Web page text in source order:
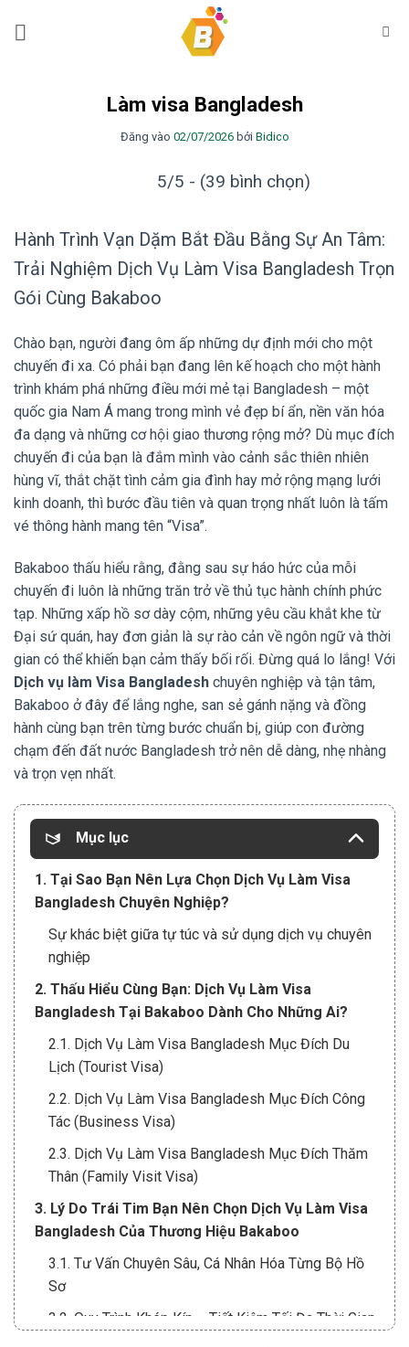
Làm visa Bangladesh
Đăng vào 02/07/2026 bởi Bidico
5/5 - (39 bình chọn)
Hành Trình Vạn Dặm Bắt Đầu Bằng Sự An Tâm:
Trải Nghiệm Dịch Vụ Làm Visa Bangladesh Trọn
Gói Cùng Bakaboo
Chào bạn, người đang ôm ấp những dự định mới cho một
chuyến đi xa. Có phải bạn đang lên kế hoạch cho một hành
trình khám phá những điều mới mẻ tại Bangladesh – một
quốc gia Nam Á mang trong mình vẻ đẹp bí ẩn, nền văn hóa
đa dạng và những cơ hội giao thương rộng mở? Dù mục đích
chuyến đi của bạn là đắm mình vào cảnh sắc thiên nhiên
hùng vĩ, thắt chặt tình cảm gia đình hay mở rộng mạng lưới
kinh doanh, thì bước đầu tiên và quan trọng nhất luôn là tấm
vé thông hành mang tên “Visa”.
Bakaboo thấu hiểu rằng, đằng sau sự háo hức của mỗi
chuyến đi luôn là những trăn trở về thủ tục hành chính phức
tạp. Những xấp hồ sơ dày cộm, những yêu cầu khắt khe từ
Đại sứ quán, hay đơn giản là sự rào cản về ngôn ngữ và thời
gian có thể khiến bạn cảm thấy bối rối. Đừng quá lo lắng! Với
Dịch vụ làm Visa Bangladesh chuyên nghiệp và tận tâm,
Bakaboo ở đây để lắng nghe, san sẻ gánh nặng và đồng
hành cùng bạn trên từng bước chuẩn bị, giúp con đường
chạm đến đất nước Bangladesh trở nên dễ dàng, nhẹ nhàng
và trọn vẹn nhất.
Mục lục
1. Tại Sao Bạn Nên Lựa Chọn Dịch Vụ Làm Visa
Bangladesh Chuyên Nghiệp?
Sự khác biệt giữa tự túc và sử dụng dịch vụ chuyên
nghiệp
2. Thấu Hiểu Cùng Bạn: Dịch Vụ Làm Visa
Bangladesh Tại Bakaboo Dành Cho Những Ai?
2.1. Dịch Vụ Làm Visa Bangladesh Mục Đích Du
Lịch (Tourist Visa)
2.2. Dịch Vụ Làm Visa Bangladesh Mục Đích Công
Tác (Business Visa)
2.3. Dịch Vụ Làm Visa Bangladesh Mục Đích Thăm
Thân (Family Visit Visa)
3. Lý Do Trái Tim Bạn Nên Chọn Dịch Vụ Làm Visa
Bangladesh Của Thương Hiệu Bakaboo
3.1. Tư Vấn Chuyên Sâu, Cá Nhân Hóa Từng Bộ Hồ
Sơ
3.2. Quy Trình Khép Kín – Tiết Kiệm Tối Đa Thời Gian